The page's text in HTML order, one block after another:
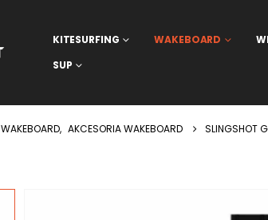
KITESURFING WAKEBOARD
SUP
WAKEBOARD, AKCESORIA WAKEBOARD SLINGSHOT